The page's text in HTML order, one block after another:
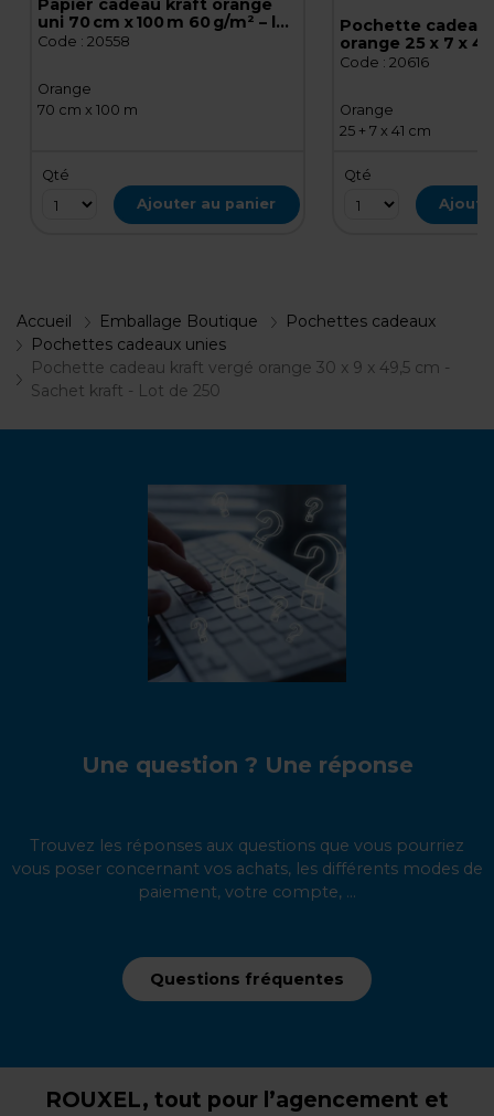
uni 70 cm x 100 m 60 g/m² – le
rouleau
Code : 20558
Orange
70 cm x 100 m
Qté
Ajouter au panier
Pochette
orange 25 x 7 x
kraft - Lot de 250
Code : 20616
Orange
25 + 7 x 41 cm
Qté
Accueil Emballage Boutique
Pochettes cadeaux
Pochettes cadeaux unies
Pochette cadeau kraft vergé orange 30 x 9 x 49,5 cm -
Sachet kraft - Lot de 250
Une question ? Une réponse
Trouvez les réponses aux questions que vous pourriez
vous poser concernant vos achats, les différents modes de
paiement, votre compte, ...
Questions fréquentes
ROUXEL, tout pour l’agencement et